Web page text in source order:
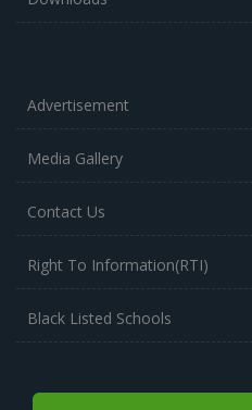
Advertisement
Media Gallery
Contact Us
Right To Information(RTI)
Black Listed Schools